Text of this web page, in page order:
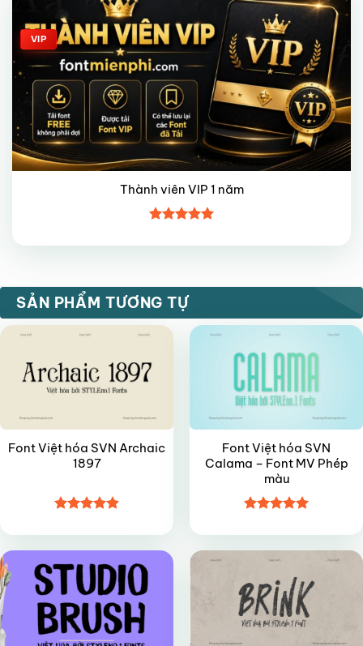
VIP
Thành viên VIP 1 năm
hạng55
SẢN PHẨM TƯƠNG TỰ
VIP
Font Việt hóa SVN Archaic
1897
hạng4.95
sao
Font Việt hóa SVN
Calama – Font MV Phép
màu
hạng55
sao